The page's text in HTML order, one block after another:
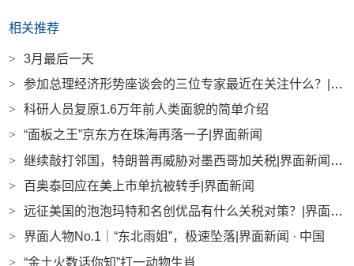
相关推荐
>
3月最后一天
>
参加总理经济形势座谈会的三位专家最近在关注什么？|界面新闻
>
科研人员复原1.6万年前人类面貌的简单介绍
>
“面板之王”京东方在珠海再落一子|界面新闻
>
继续敲打邻国，特朗普再威胁对墨西哥加关税|界面新闻 · 天下
>
百奥泰回应在美上市单抗被转手|界面新闻
>
远征美国的泡泡玛特和名创优品有什么关税对策？|界面新闻
>
界面人物No.1｜“东北雨姐”，极速坠落|界面新闻 · 中国
>
“金土火数话你知”打一动物生肖